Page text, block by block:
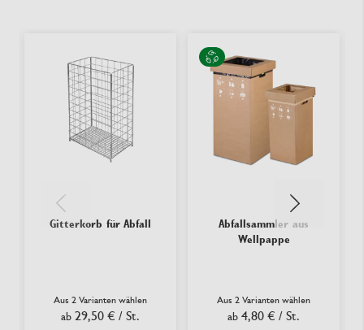
Gitterkorb für Abfall
Aus 2 Varianten wählen
ab 29,50 € / St.
Abfallsammler aus
Wellpappe
Aus 2 Varianten wählen
ab 4,80 € / St.